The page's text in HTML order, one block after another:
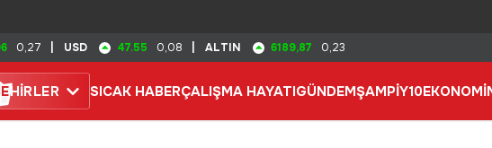
0,27 USD 47.55 0,08 ALTIN 6189,87 0,23
HİRLER SICAK HABERÇALIŞMA HAYATIGÜNDEMŞAMPİY10EKONOMİ